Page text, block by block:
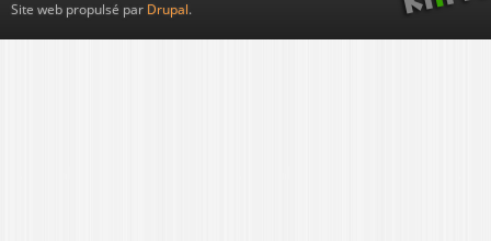
Site web propulsé par Drupal.